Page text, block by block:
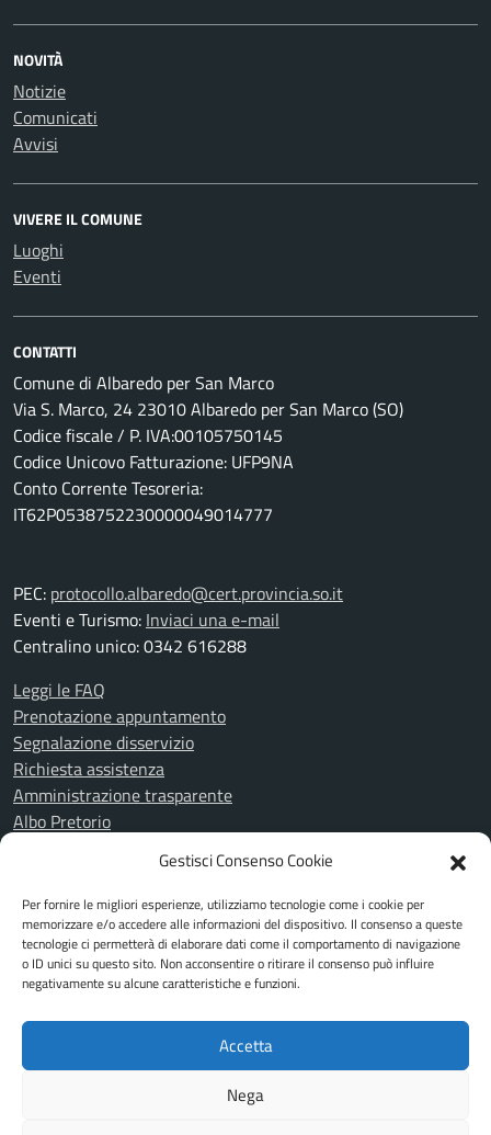
Gestisci Consenso Cookie
Per fornire le migliori esperienze, utilizziamo tecnologie come i cookie per
memorizzare e/o accedere alle informazioni del dispositivo. Il consenso a queste
tecnologie ci permetterà di elaborare dati come il comportamento di navigazione
o ID unici su questo sito. Non acconsentire o ritirare il consenso può influire
negativamente su alcune caratteristiche e funzioni.
Accetta
Nega
NOVITÀ
Notizie
Comunicati
Avvisi
VIVERE IL COMUNE
Luoghi
Eventi
CONTATTI
Comune di Albaredo per San Marco
Via S. Marco, 24 23010 Albaredo per San Marco (SO)
Codice fiscale / P. IVA:00105750145
Codice Unicovo Fatturazione: UFP9NA
Conto Corrente Tesoreria:
IT62P0538752230000049014777
PEC: protocollo.albaredo@cert.provincia.so.it
Eventi e Turismo: Inviaci una e-mail
Centralino unico: 0342 616288
Leggi le FAQ
Prenotazione appuntamento
Segnalazione disservizio
Richiesta assistenza
Amministrazione trasparente
Albo Pretorio
Note legali
Piano di miglioramento del sito
Dichiarazione di accessibilità
Feedback Accessibilità